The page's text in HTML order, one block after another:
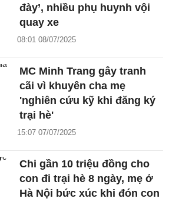
đày’, nhiều phụ huynh vội
quay xe
08:01 08/07/2025
MC Minh Trang gây tranh
cãi vì khuyên cha mẹ
'nghiên cứu kỹ khi đăng ký
trại hè'
15:07 07/07/2025
Chi gần 10 triệu đồng cho
con đi trại hè 8 ngày, mẹ ở
Hà Nội bức xúc khi đón con